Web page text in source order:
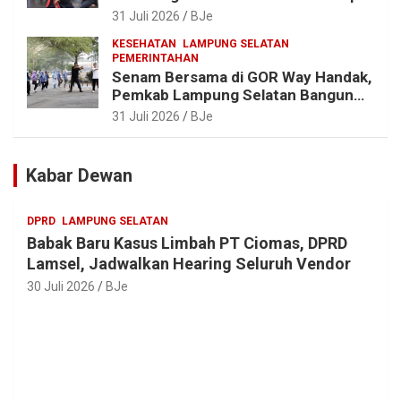
Lestari, Bupati Egi Ajak Generasi
31 Juli 2026 BJe
KESEHATAN
LAMPUNG SELATAN
PEMERINTAHAN
Senam Bersama di GOR Way Handak,
Pemkab Lampung Selatan Bangun
ASN Sehat, Solid dan Siap Berikan
31 Juli 2026 BJe
Kabar Dewan
DPRD LAMPUNG SELATAN
Babak Baru Kasus Limbah PT Ciomas, DPRD
Lamsel, Jadwalkan Hearing Seluruh Vendor
30 Juli 2026 BJe